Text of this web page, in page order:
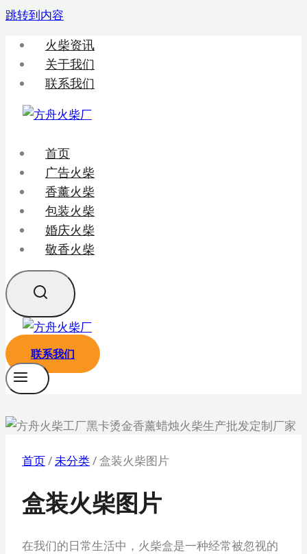
跳转到内容
火柴资讯
关于我们
联系我们
首页
广告火柴
香薰火柴
包装火柴
婚庆火柴
敬香火柴
联系我们
首页/未分类/盒装火柴图片
盒装火柴图片
在我们的日常生活中，火柴盒是一种经常被忽视的